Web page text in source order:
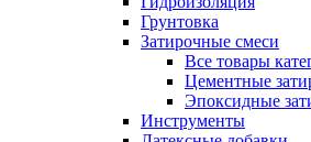
Грунтовка
Затирочные смеси
Все товары
Цементные
Эпоксидные
Инструменты